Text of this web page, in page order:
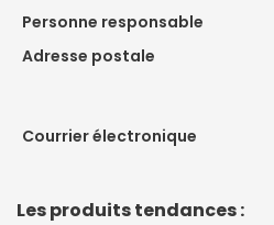
Personne responsable
Adresse postale
Courrier électronique
Les produits tendances :